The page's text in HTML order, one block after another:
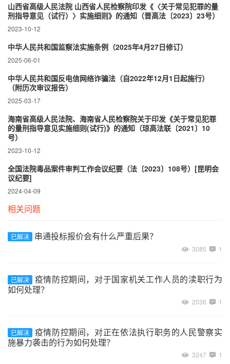
山西省高级人民法院 山西省人民检察院印发《〈关于常见犯罪的量
刑指导意见（试行）〉实施细则》的通知（晋高法〔2023〕23号）
2023-10-12
中华人民共和国监察法实施条例（2025年4月27日修订）
2025-06-01
中华人民共和国反电信网络诈骗法（自2022年12月1日起施行）
（附历次审议报告）
2025-03-17
海南省高级人民法院、海南省人民检察院关于印发《关于常见犯罪
的量刑指导意见实施细则(试行)》的通知（琼高法联〔2021〕10
号）
2023-10-12
全国法院毒品案件审判工作会议纪要（法〔2023〕108号）[昆明会
议纪要]
2024-04-09
相关问题
已解决 串通投标报价会有什么严重后果？
3085 1
已解决
疫情防控期间，对于国家机关工作人员的渎职行为
如何处理？
2036 1
已解决
疫情防控期间，对正在依法执行职务的人民警察实
施暴力袭击的行为如何处理？
3247 1